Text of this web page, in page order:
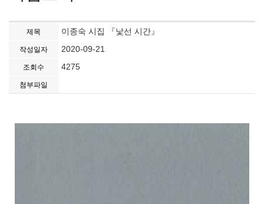
제목 이종숙 시집 『낯선 시간』
작성일자 2020-09-21
조회수 4275
첨부파일